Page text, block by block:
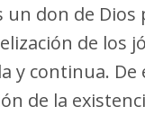
un don de
de los
y continua.
de la